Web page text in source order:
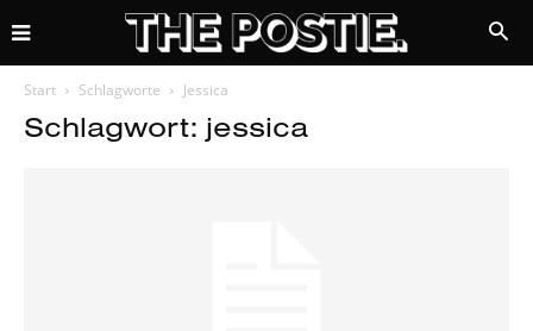
Start Schlagworte Jessica
Schlagwort: jessica